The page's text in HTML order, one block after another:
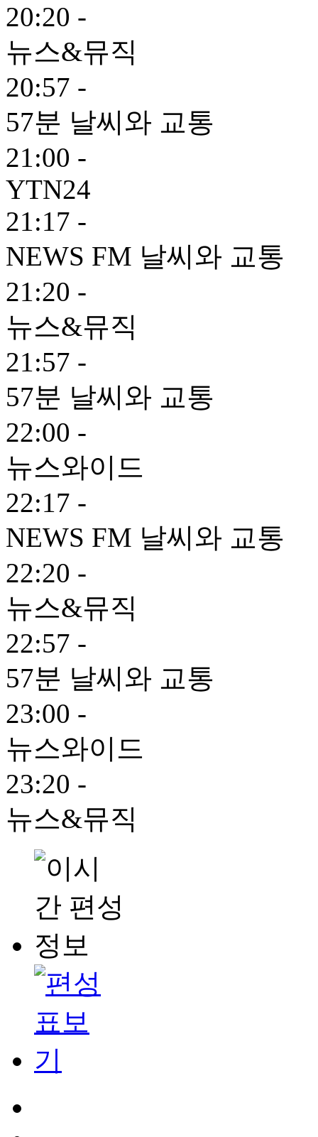
20:20 -
뉴스&뮤직
20:57 -
57분 날씨와 교통
21:00 -
YTN24
21:17 -
NEWS FM 날씨와 교통
21:20 -
뉴스&뮤직
21:57 -
57분 날씨와 교통
22:00 -
뉴스와이드
22:17 -
NEWS FM 날씨와 교통
22:20 -
뉴스&뮤직
22:57 -
57분 날씨와 교통
23:00 -
뉴스와이드
23:20 -
뉴스&뮤직